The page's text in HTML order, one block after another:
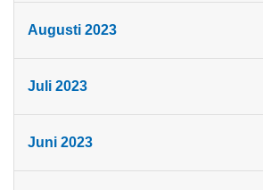
Augusti 2023
Juli 2023
Juni 2023